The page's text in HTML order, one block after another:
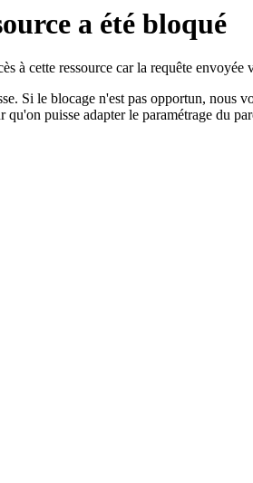
a été bloqué
à cette ressource car la requête envoyée
Si le blocage n'est pas opportun, nous
puisse adapter le paramétrage du